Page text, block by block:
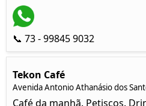
📞 73 - 99845 9032
Tekon Café
Avenida Antonio Athanásio dos
Café da manhã. Petiscos.